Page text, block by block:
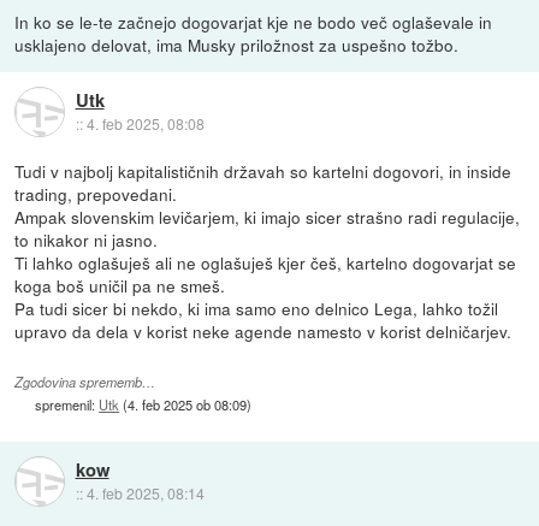
In ko se le-te začnejo dogovarjat kje ne bodo več oglaševale in
usklajeno delovat, ima Musky priložnost za uspešno tožbo.
Utk
::4. feb 2025, 08:08
Tudi v najbolj kapitalističnih državah so kartelni dogovori, in inside
trading, prepovedani.
Ampak slovenskim levičarjem, ki imajo sicer strašno radi regulacije,
to nikakor ni jasno.
Ti lahko oglašuješ ali ne oglašuješ kjer češ, kartelno dogovarjat se
koga boš uničil pa ne smeš.
Pa tudi sicer bi nekdo, ki ima samo eno delnico Lega, lahko tožil
upravo da dela v korist neke agende namesto v korist delničarjev.
Zgodovina sprememb…
spremenil: Utk (4. feb 2025 ob 08:09)
kow
::4. feb 2025, 08:14